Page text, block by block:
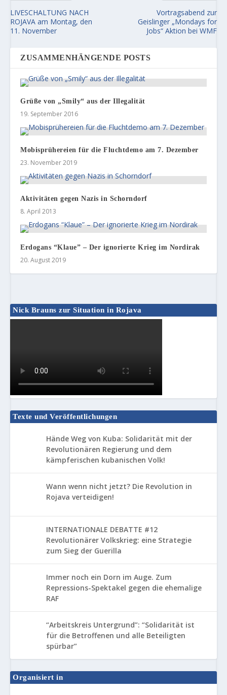
LIVESCHALTUNG NACH
ROJAVA am Montag, den
11. November
Vortragsabend zur
Geislinger „Mondays for
Jobs“ Aktion bei WMF
ZUSAMMENHÄNGENDE POSTS
Grüße von „Smily“ aus der Illegalität
19. September 2016
Mobisprühereien für die Fluchtdemo am 7. Dezember
23. November 2019
Aktivitäten gegen Nazis in Schorndorf
8. April 2013
Erdogans “Klaue” – Der ignorierte Krieg im Nordirak
20. August 2019
Nick Brauns zur Situation in Rojava
Texte und Veröffentlichungen
Hände Weg von Kuba: Solidarität mit der
Revolutionären Regierung und dem
kämpferischen kubanischen Volk!
Wann wenn nicht jetzt? Die Revolution in
Rojava verteidigen!
INTERNATIONALE DEBATTE #12
Revolutionärer Volkskrieg: eine Strategie
zum Sieg der Guerilla
Immer noch ein Dorn im Auge. Zum
Repressions-Spektakel gegen die ehemalige
RAF
“Arbeitskreis Untergrund”: “Solidarität ist
für die Betroffenen und alle Beteiligten
spürbar”
Organisiert in